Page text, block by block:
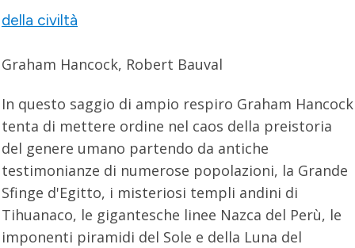
della civiltà
Graham Hancock, Robert Bauval
In questo saggio di ampio respiro Graham Hancock
tenta di mettere ordine nel caos della preistoria
del genere umano partendo da antiche
testimonianze di numerose popolazioni, la Grande
Sfinge d'Egitto, i misteriosi templi andini di
Tihuanaco, le gigantesche linee Nazca del Perù, le
imponenti piramidi del Sole e della Luna del